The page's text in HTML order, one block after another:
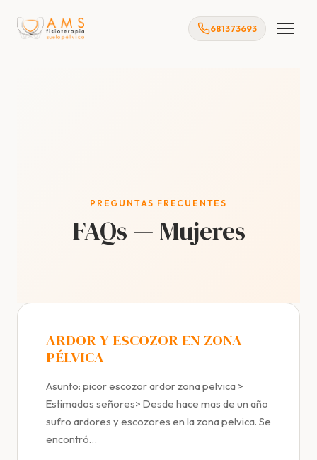
681373693
PREGUNTAS FRECUENTES
FAQs — Mujeres
ARDOR Y ESCOZOR EN ZONA
PÉLVICA
Asunto: picor escozor ardor zona pelvica >
Estimados señores> Desde hace mas de un año
sufro ardores y escozores en la zona pelvica. Se
encontró…